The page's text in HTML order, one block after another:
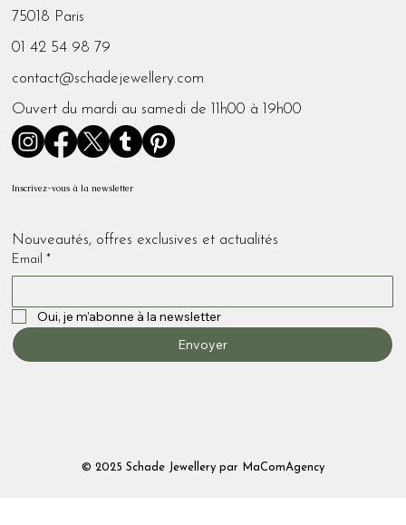
75018 Paris
01 42 54 98 79
contact@schadejewellery.com
Ouvert du mardi au samedi de 11h00 à 19h00
Inscrivez-vous à la newsletter
Email *
Oui, je m'abonne à la newsletter
Envoyer
© 2025 Schade Jewellery par MaComAgency